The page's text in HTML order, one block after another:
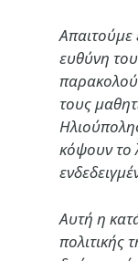
Απαιτούμε
ευθύνη
τους
κόψουν το
Αυτή η
πολιτικής